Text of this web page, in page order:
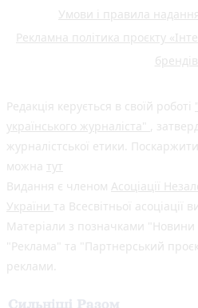
Умови і правила
Рекламна політика проєкту
Редакція керується в своїй роботі
українського журналіста" ,
журналістської етики.
можна тут
Видання є членом Асоціації
України та Всесвітньої асоціації
Матеріали з позначками
"Реклама" та "Партнерський
реклами.